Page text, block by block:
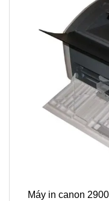
Máy in canon